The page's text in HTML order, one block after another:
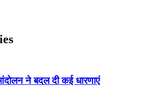
ने बदल दी कई धारणाएं